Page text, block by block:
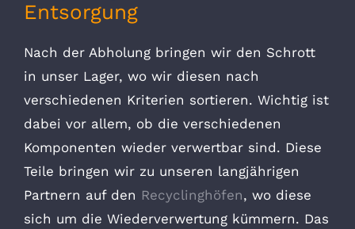
Entsorgung
Nach der Abholung bringen wir den Schrott
in unser Lager, wo wir diesen nach
verschiedenen Kriterien sortieren. Wichtig ist
dabei vor allem, ob die verschiedenen
Komponenten wieder verwertbar sind. Diese
Teile bringen wir zu unseren langjährigen
Partnern auf den Recyclinghöfen, wo diese
sich um die Wiederverwertung kümmern. Das